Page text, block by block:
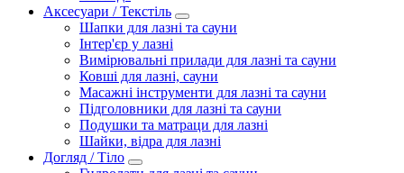
Аксесуари / Текстіль
Шапки для лазні та сауни
Інтер'єр у лазні
Вимірювальні прилади для лазні та сауни
Ковші для лазні, сауни
Масажні інструменти для лазні та сауни
Підголовники для лазні та сауни
Подушки та матраци для лазні
Шайки, відра для лазні
Догляд / Тіло